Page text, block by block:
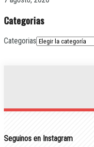
Categorias
Categorias
Seguinos en Instagram